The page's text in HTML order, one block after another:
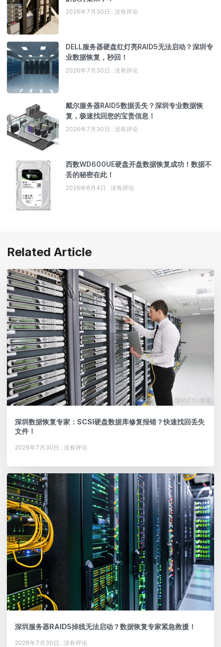
2026年7月30日 没有评论
DELL服务器硬盘红灯亮RAID5无法启动？深圳专
业数据恢复，秒回！
2026年7月30日 没有评论
戴尔服务器RAID5数据丢失？深圳专业数据恢
复，极速找回您的宝贵信息！
2026年7月30日 没有评论
西数WD600UE硬盘开盘数据恢复成功！数据不
丢的秘密在此！
2026年6月4日 没有评论
Related Article
深圳数据恢复专家：SCSI硬盘数据库修复报错？快速找回丢失
文件！
2026年7月30日 没有评论
深圳服务器RAID5掉线无法启动？数据恢复专家紧急救援！
2026年7月30日 没有评论